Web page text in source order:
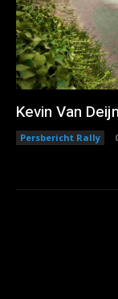
Kevin Van
Persbericht Rally